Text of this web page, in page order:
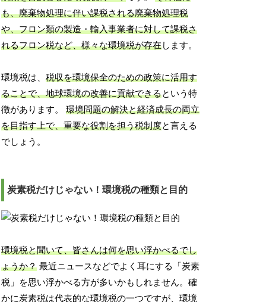
も、廃棄物処理に伴い課税される廃棄物処理税
や、フロン類の製造・輸入事業者に対して課税さ
れるフロン税など、様々な環境税が存在します。
環境税は、税収を環境保全のための政策に活用す
ることで、地球環境の改善に貢献できるという特
徴があります。環境問題の解決と経済成長の両立
を目指す上で、重要な役割を担う税制度と言える
でしょう。
炭素税だけじゃない！環境税の種類と目的
環境税と聞いて、皆さんは何を思い浮かべるでし
ょうか？ 最近ニュースなどでよく耳にする「炭素
税」を思い浮かべる方が多いかもしれません。確
かに炭素税は代表的な環境税の一つですが、環境